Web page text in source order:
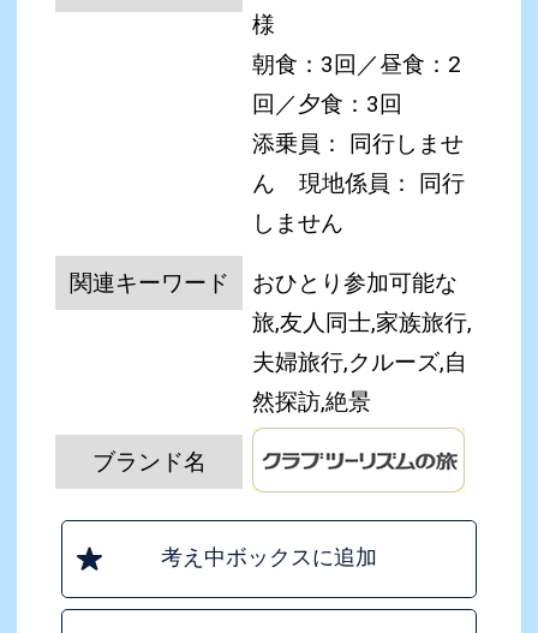
様
朝食：3回／昼食：2
回／夕食：3回
添乗員： 同行しませ
ん
現地係員： 同行
しません
関連キーワード
おひとり参加可能な
旅,友人同士,家族旅行,
夫婦旅行,クルーズ,自
然探訪,絶景
ブランド名
考え中ボックスに追加